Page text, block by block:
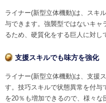
ライナー(新型立体機動)は、スキ
与できます。強襲型ではないキャ
るため、硬質化をする巨人に対し
支援スキルでも味方を強化
ライナー(新型立体機動)は、支援
す。技巧スキルで状態異常を付与
を20％も増加できるので、様々な